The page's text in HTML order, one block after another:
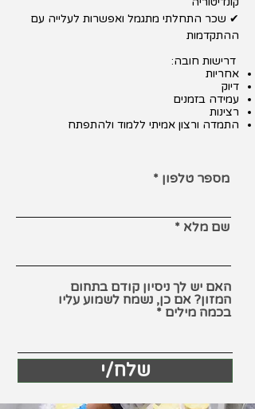
✔ שכר התחלתי מתגמל ואפשרות לעלייה עם
ההתקדמות
דרישות חובה:
אחריות
דיוק
עמידה בזמנים
רצינות
התמדה ורצון אמיתי ללמוד ולהתפתח
מספר טלפון
שם מלא
האם יש לך ניסיון קודם בתחום
המזון? אם כן, נשמח לשמוע עליו
בכמה מילים
שלח/י